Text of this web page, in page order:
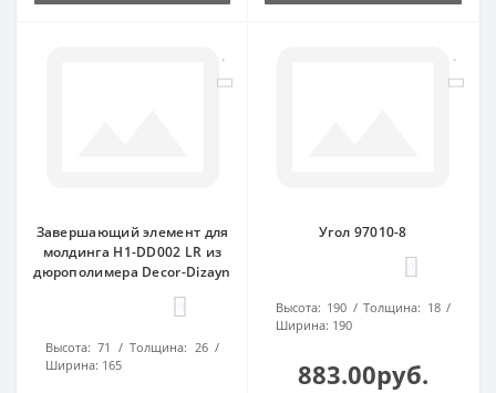
Завершающий элемент для
молдинга H1-DD002 LR из
дюрополимера Decor-Dizayn
Высота: 71 Толщина: 26
Ширина: 165
Угол 97010-8
Высота: 190 Толщина: 18
Ширина: 190
883.00руб.